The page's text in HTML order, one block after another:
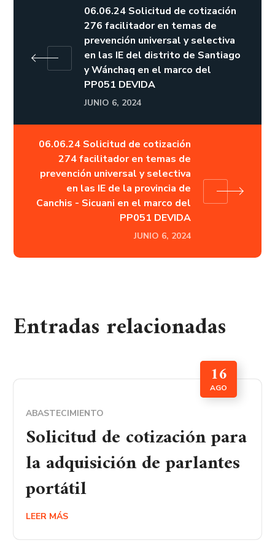
06.06.24 Solicitud de cotización
276 facilitador en temas de
prevención universal y selectiva
en las IE del distrito de Santiago
y Wánchaq en el marco del
PP051 DEVIDA
JUNIO 6, 2024
06.06.24 Solicitud de cotización
274 facilitador en temas de
prevención universal y selectiva
en las IE de la provincia de
Canchis - Sicuani en el marco del
PP051 DEVIDA
JUNIO 6, 2024
Entradas relacionadas
16
AGO
ABASTECIMIENTO
Solicitud de cotización para
la adquisición de parlantes
portátil
LEER MÁS